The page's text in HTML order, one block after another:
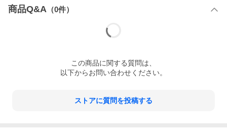
商品Q&A （0件）
この商品に関する質問は、
以下からお問い合わせください。
ストアに質問を投稿する